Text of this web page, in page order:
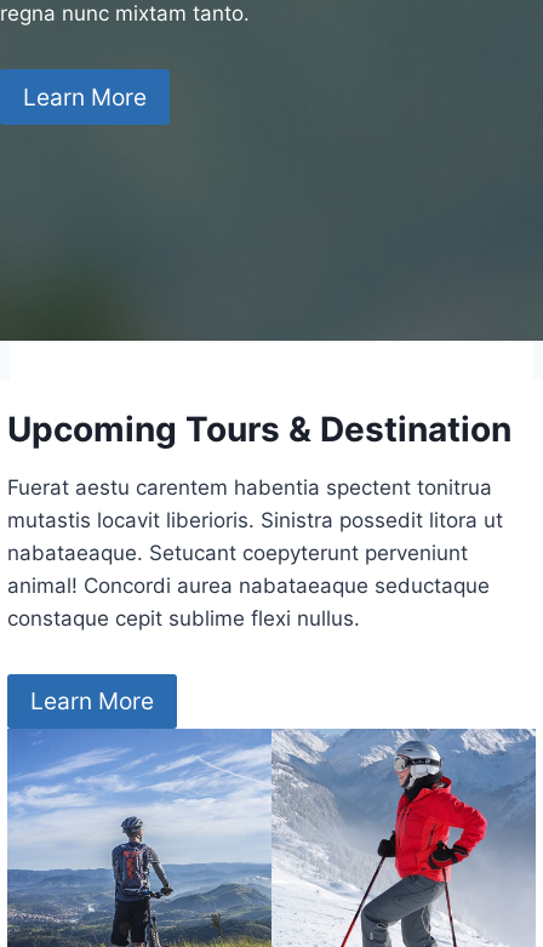
regna nunc mixtam tanto.
Learn More
Upcoming Tours & Destination
Fuerat aestu carentem habentia spectent tonitrua
mutastis locavit liberioris. Sinistra possedit litora ut
nabataeaque. Setucant coepyterunt perveniunt
animal! Concordi aurea nabataeaque seductaque
constaque cepit sublime flexi nullus.
Learn More